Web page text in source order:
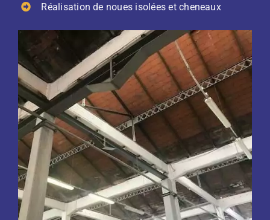
Réalisation de noues isolées et cheneaux